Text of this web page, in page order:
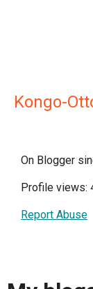
Kongo-
On Blogger
Profile views:
Report Abuse